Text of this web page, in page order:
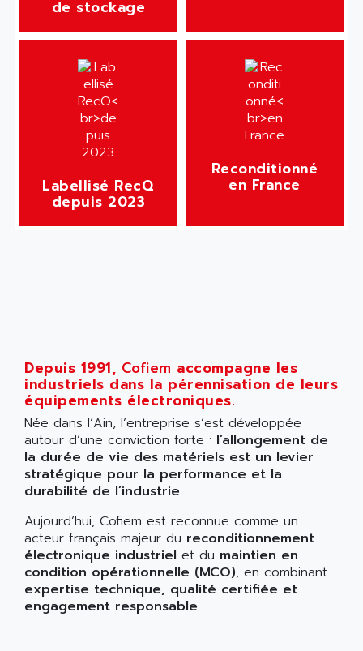
de stockage
Labellisé RecQ
depuis 2023
Reconditionné
en France
Depuis 1991, Cofiem accompagne les
industriels dans la pérennisation de leurs
équipements électroniques.
Née dans l’Ain, l’entreprise s’est développée
autour d’une conviction forte : l’allongement de
la durée de vie des matériels est un levier
stratégique pour la performance et la
durabilité de l’industrie.
Aujourd’hui, Cofiem est reconnue comme un
acteur français majeur du reconditionnement
électronique industriel et du maintien en
condition opérationnelle (MCO), en combinant
expertise technique, qualité certifiée et
engagement responsable.